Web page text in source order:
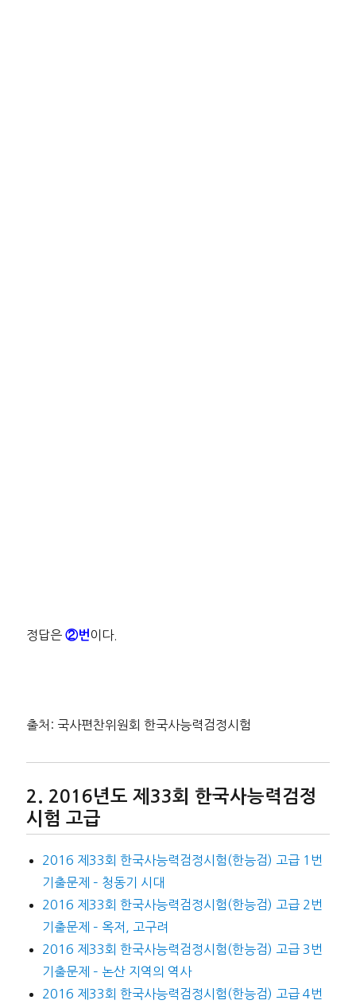
정답은②번 이다.
출처: 국사편찬위원회 한국사능력검정시험
2016년도 제33회 한국사능력검정
시험 고급
2016 제33회 한국사능력검정시험(한능검) 고급 1번
기출문제 – 청동기 시대
2016 제33회 한국사능력검정시험(한능검) 고급 2번
기출문제 – 옥저, 고구려
2016 제33회 한국사능력검정시험(한능검) 고급 3번
기출문제 – 논산 지역의 역사
2016 제33회 한국사능력검정시험(한능검) 고급 4번